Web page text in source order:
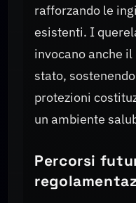
rafforzando le
esistenti. I
invocano anche
stato,
protezioni
un ambiente
Percorsi